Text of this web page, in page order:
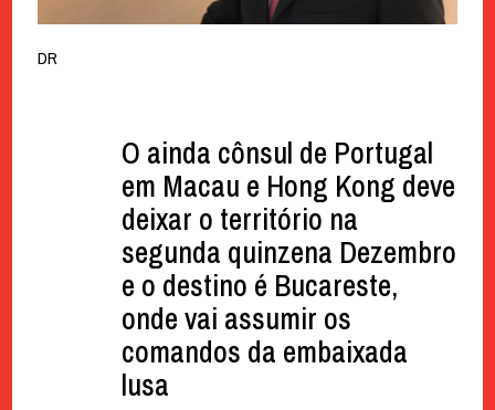
DR
O ainda cônsul de Portugal
em Macau e Hong Kong deve
deixar o território na
segunda quinzena Dezembro
e o destino é Bucareste,
onde vai assumir os
comandos da embaixada
lusa